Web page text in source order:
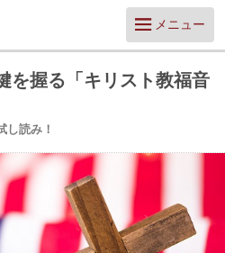
メニュー
を握る「キリスト教福音
し読み！